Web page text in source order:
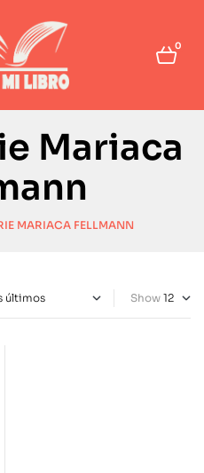
0
Mariaca
MARIACA FELLMANN
Show